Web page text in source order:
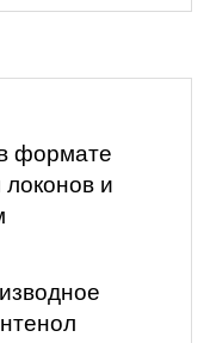
формате
локонов и